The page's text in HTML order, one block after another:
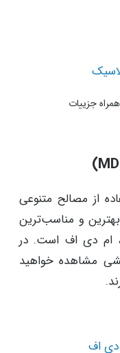
جزییات
از مصالح متنوعی
و مناسب‌ترین
ام دی اف است. در
مشاهده خواهید